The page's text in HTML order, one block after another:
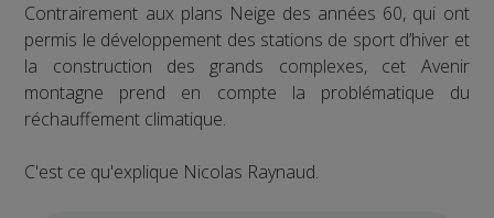
Contrairement aux plans Neige des années 60, qui ont
permis le développement des stations de sport d’hiver et
la construction des grands complexes, cet Avenir
montagne prend en compte la problématique du
réchauffement climatique.
C'est ce qu'explique Nicolas Raynaud.